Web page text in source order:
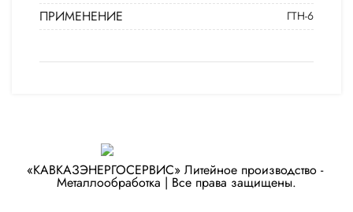
ПРИМЕНЕНИЕ ГТН-6
«КАВКАЗЭНЕРГОСЕРВИС» ​Литейное производство - ​
Металлообработка | Все права защищены.